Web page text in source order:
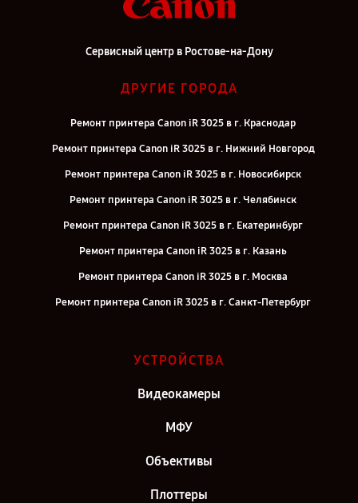
Сервисный центр в Ростове-на-Дону
ДРУГИЕ ГОРОДА
Ремонт принтера Canon iR 3025 в г. Краснодар
Ремонт принтера Canon iR 3025 в г. Нижний Новгород
Ремонт принтера Canon iR 3025 в г. Новосибирск
Ремонт принтера Canon iR 3025 в г. Челябинск
Ремонт принтера Canon iR 3025 в г. Екатеринбург
Ремонт принтера Canon iR 3025 в г. Казань
Ремонт принтера Canon iR 3025 в г. Москва
Ремонт принтера Canon iR 3025 в г. Санкт-Петербург
УСТРОЙСТВА
Видеокамеры
МФУ
Объективы
Плоттеры